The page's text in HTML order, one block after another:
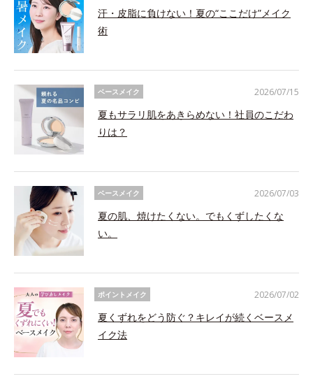
汗・皮脂に負けない！夏の“ここだけ”メイク
術
ベースメイク
夏もサラリ肌をあきらめない！社員のこだわ
りは？
2026/07/15
ベースメイク
夏の肌、焼けたくない。でもくずしたくな
い。
2026/07/03
ポイントメイク
夏くずれをどう防ぐ？キレイが続くベースメ
イク法
2026/07/02